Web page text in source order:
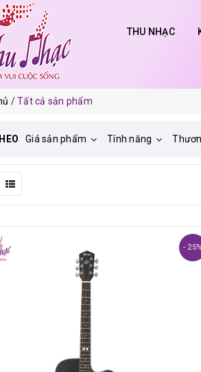
THU NHẠC
Tất cả sản phẩm
Giá sản phẩm Tính năng
-